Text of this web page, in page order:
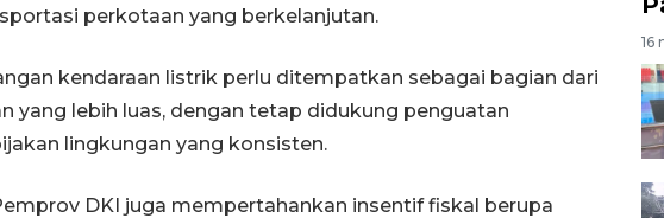
perkotaan yang berkelanjutan.
kendaraan listrik perlu ditempatkan sebagai bagian dari
yang lebih luas, dengan tetap didukung penguatan
lingkungan yang konsisten.
DKI juga mempertahankan insentif fiskal berupa
16